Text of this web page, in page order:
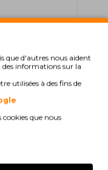
que d'autres nous aident
informations sur la
utilisées à des fins de
que nous